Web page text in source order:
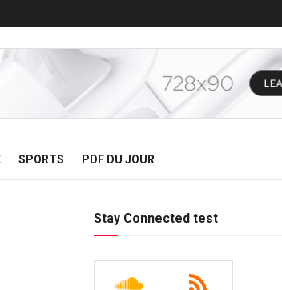
SPORTS PDF DU JOUR
Stay Connected test